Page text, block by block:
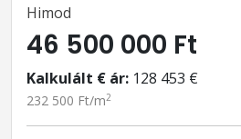
Himod
46 500 000 Ft
Kalkulált € ár: 128 453 €
232 500 Ft/m2